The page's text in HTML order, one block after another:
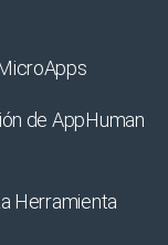
de AppHuman
Herramienta